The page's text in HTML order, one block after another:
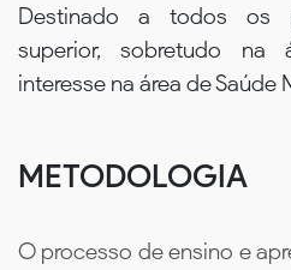
Destinado a todos os
superior, sobretudo na
interesse na área de Saúde
METODOLOGIA
O processo de ensino e